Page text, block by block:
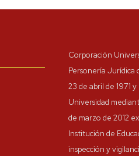
Corporación
Personería Jurídica
23 de abril de 1971
Universidad
de marzo de 2012
Institución de
inspección y